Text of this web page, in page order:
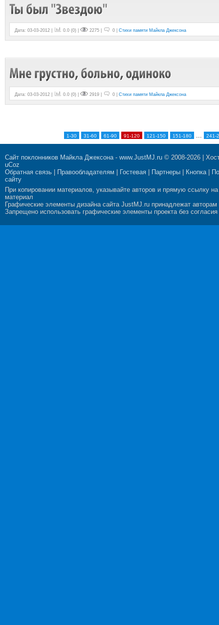
Дата: 03-03-2012 | 0.0 (0) | 2275 | 0 | Стихи памяти Майкла Джексона
Дата: 03-03-2012 | 0.0 (0) | 2919 | 0 | Стихи памяти Майкла Джексона
1-30 31-60 61-90 91-120 121-150 151-180 ... 241-
Сайт поклонников Майкла Джексона- www.JustMJ.ru © 2008-2026 |
uCoz
Обратная связь
Правообладателям Гостевая Партнеры Кнопка|
сайту
При копировании материалов, указывайте авторов и прямую ссылку на
материал
Графические элементы дизайна сайта JustMJ.ru принадлежат авторам
Запрещено использовать графические элементы проекта без согласия